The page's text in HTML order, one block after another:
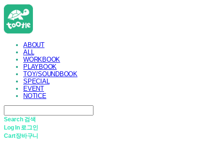
ABOUT
ALL
WORKBOOK
PLAYBOOK
TOY/SOUNDBOOK
SPECIAL
EVENT
NOTICE
Search 검색
Log In 로그인
Cart장바구니